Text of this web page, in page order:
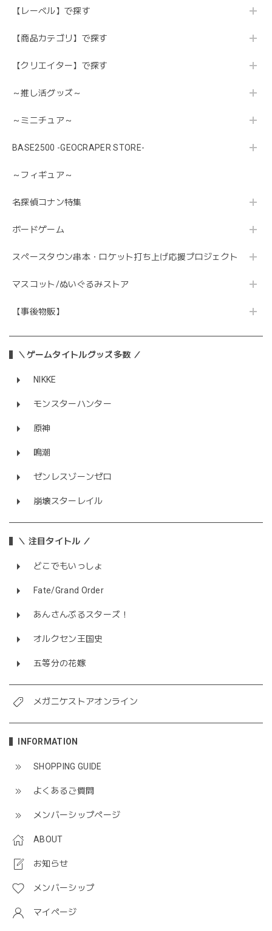
【レーベル】で探す
【商品カテゴリ】で探す
【クリエイター】で探す
～推し活グッズ～
～ミニチュア～
BASE2500 -GEOCRAPER STORE-
～フィギュア～
名探偵コナン特集
ボードゲーム
スペースタウン串本・ロケット打ち上げ応援プロジェクト
マスコット/ぬいぐるみストア
【事後物販】
＼ゲームタイトルグッズ多数 ／
NIKKE
モンスターハンター
原神
鳴潮
ゼンレスゾーンゼロ
崩壊スターレイル
＼ 注目タイトル ／
どこでもいっしょ
Fate/Grand Order
あんさんぶるスターズ！
オルクセン王国史
五等分の花嫁
メガニケストアオンライン
INFORMATION
SHOPPING GUIDE
よくあるご質問
メンバーシップページ
ABOUT
お知らせ
メンバーシップ
マイページ